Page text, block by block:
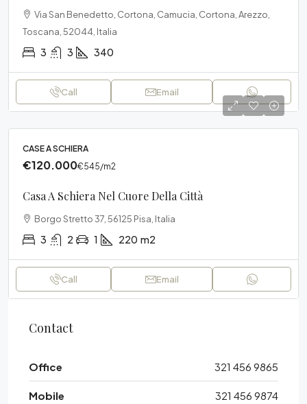
Via San Benedetto, Cortona, Camucia, Cortona, Arezzo,
Toscana, 52044, Italia
3 3 340
Call Email
CASE A SCHIERA
€120.000€545/m2
Casa A Schiera Nel Cuore Della Città
Borgo Stretto 37, 56125 Pisa, Italia
3 2 1 220 m2
Call Email
Contact
Office 321 456 9865
Mobile 321 456 9874